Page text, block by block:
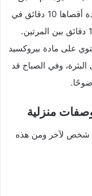
قطعة القماش على البثرة مرتين لمدة أقصاها 10 دقائق في
المرة الواحدة بفاصل زمني يعادل 10 دقائق بين المرتين.
على مادة بيروكسيد
على البثرة، وفي الصباح قد
منزلية
شخص لآخر ومن هذه